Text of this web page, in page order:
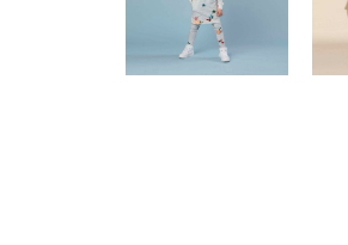
9 590 pуб.
1 900 pуб.